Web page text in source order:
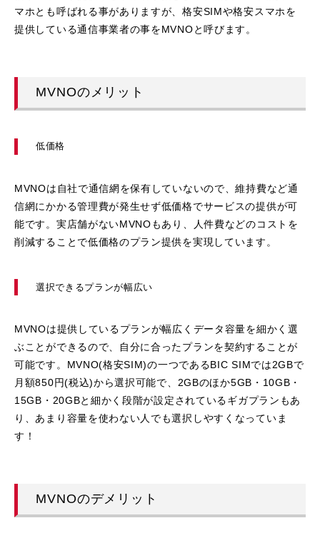
マホとも呼ばれる事がありますが、格安SIMや格安スマホを
提供している通信事業者の事をMVNOと呼びます。
MVNOのメリット
低価格
MVNOは自社で通信網を保有していないので、維持費など通
信網にかかる管理費が発生せず低価格でサービスの提供が可
能です。実店舗がないMVNOもあり、人件費などのコストを
削減することで低価格のプラン提供を実現しています。
選択できるプランが幅広い
MVNOは提供しているプランが幅広くデータ容量を細かく選
ぶことができるので、自分に合ったプランを契約することが
可能です。MVNO(格安SIM)の一つであるBIC SIMでは2GBで
月額850円(税込)から選択可能で、2GBのほか5GB・10GB・
15GB・20GBと細かく段階が設定されているギガプランもあ
り、あまり容量を使わない人でも選択しやすくなっていま
す！
MVNOのデメリット